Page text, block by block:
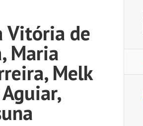
Vitória de
Maria
Melk